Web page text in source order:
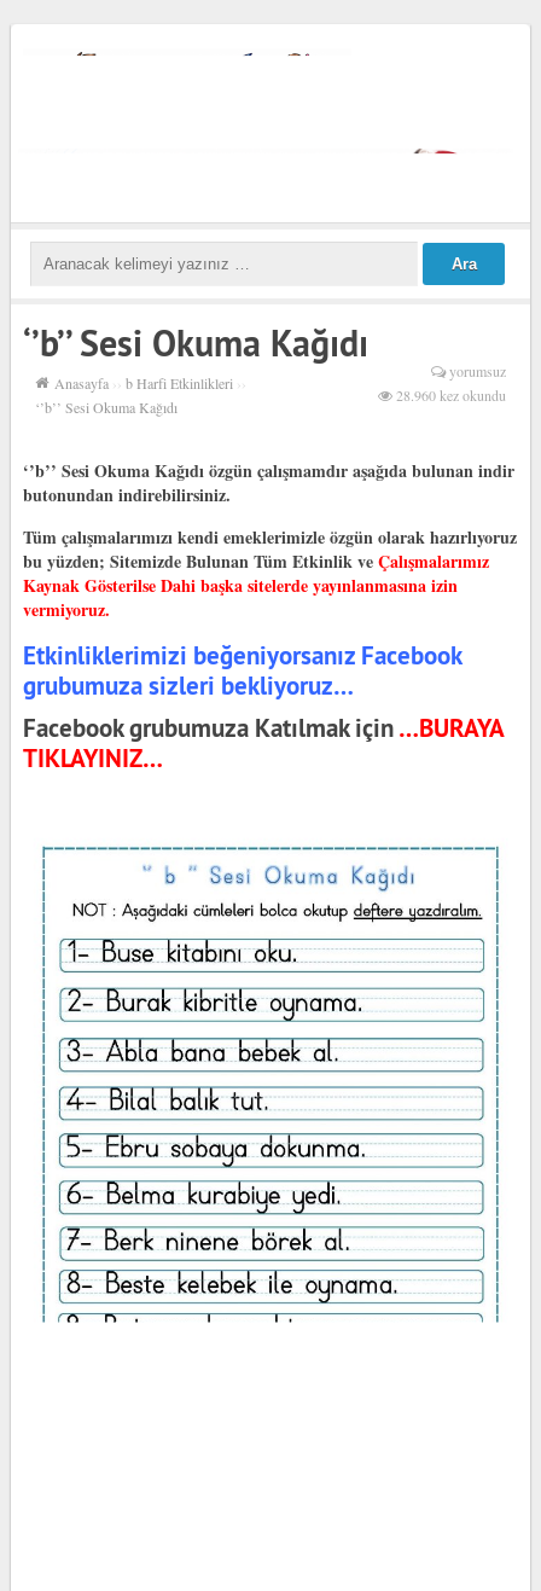
‘’b’’ Sesi Okuma Kağıdı
Anasayfa ›› b Harfi Etkinlikleri ››
‘’b’’ Sesi Okuma Kağıdı
yorumsuz
28.960 kez okundu
‘’b’’ Sesi Okuma Kağıdı özgün çalışmamdır aşağıda bulunan indir
butonundan indirebilirsiniz.
Tüm çalışmalarımızı kendi emeklerimizle özgün olarak hazırlıyoruz
bu yüzden; Sitemizde Bulunan Tüm Etkinlik veÇalışmalarımız
Kaynak Gösterilse Dahi başka sitelerde yayınlanmasına izin
vermiyoruz.
Etkinliklerimizi beğeniyorsanız Facebook
grubumuza sizleri bekliyoruz…
Facebook grubumuza Katılmak için…BURAYA
TIKLAYINIZ…